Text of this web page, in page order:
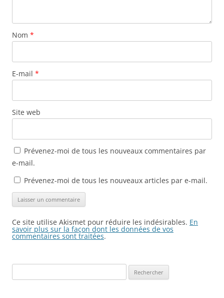
Nom *
E-mail *
Site web
Prévenez-moi de tous les nouveaux commentaires par
e-mail.
Prévenez-moi de tous les nouveaux articles par e-mail.
Ce site utilise Akismet pour réduire les indésirables. En
savoir plus sur la façon dont les données de vos
commentaires sont traitées.